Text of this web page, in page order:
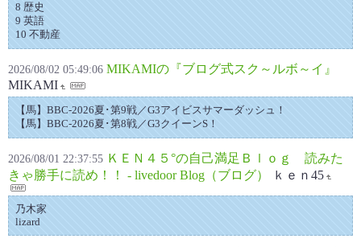
8 歴史
9 英語
10 不動産
2026/08/02 05:49:06 MIKAMIの『ブログ式スク～ルボ～イ』
MIKAMI
【馬】BBC-2026夏‪･‬第9戦／G3アイビスサマーダッシュ！
【馬】BBC-2026夏‪･‬第8戦／G3クイーンS！
2026/08/01 22:37:55 ＫＥＮ４５°の自己満足Ｂｌｏｇ 読みた
きゃ勝手に読め！！ - livedoor Blog（ブログ）
ｋｅｎ45
乃木家
lizard